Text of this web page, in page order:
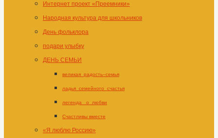
Интернет проект «Преемники»
Народная культура для школьников
День фольклора
подари улыбку
ДЕНЬ СЕМЬИ
великая_радость–семья
ладья_семейного_счастья
легенда _о_любви
Счастливы вместе
«Я люблю Россию»